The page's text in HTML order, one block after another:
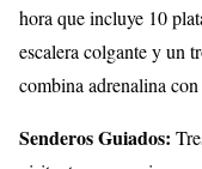
hora que incluye 10
escalera colgante y un
combina adrenalina
Senderos Guiados: